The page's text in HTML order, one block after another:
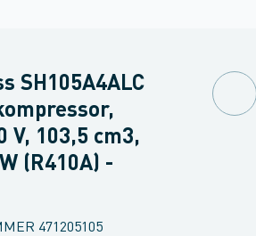
SH105A4ALC
V, 103,5 cm3,
(R410A) -
471205105